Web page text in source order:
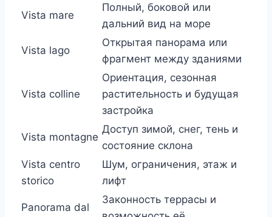
Vista mare
Полный, боковой или
дальний вид на море
Vista lago
Открытая панорама или
фрагмент между зданиями
Vista colline
Ориентация, сезонная
растительность и будущая
застройка
Vista montagne
Доступ зимой, снег, тень и
состояние склона
Vista centro
storico
Шум, ограничения, этаж и
лифт
Panorama dal
Законность террасы и